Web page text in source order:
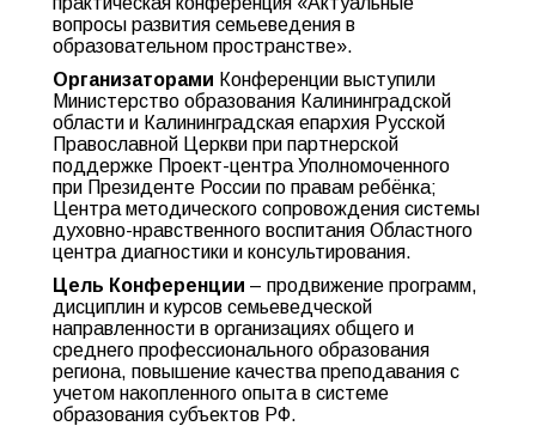
вопросы развития семьеведения в
образовательном пространстве».
Организаторами Конференции выступили
Министерство образования Калининградской
области и Калининградская епархия Русской
Православной Церкви при партнерской
поддержке Проект-центра Уполномоченного
при Президенте России по правам ребёнка;
Центра методического сопровождения системы
духовно-нравственного воспитания Областного
центра диагностики и консультирования.
Цель Конференции – продвижение программ,
дисциплин и курсов семьеведческой
направленности в организациях общего и
среднего профессионального образования
региона, повышение качества преподавания с
учетом накопленного опыта в системе
образования субъектов РФ.